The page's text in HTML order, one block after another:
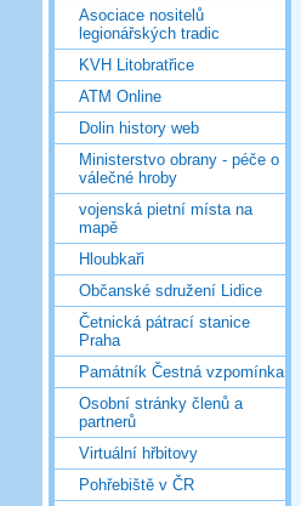
Asociace nositelů
legionářských tradic
KVH Litobratřice
ATM Online
Dolin history web
Ministerstvo obrany - péče o
válečné hroby
vojenská pietní místa na
mapě
Hloubkaři
Občanské sdružení Lidice
Četnická pátrací stanice
Praha
Památník Čestná vzpomínka
Osobní stránky členů a
partnerů
Virtuální hřbitovy
Pohřebiště v ČR